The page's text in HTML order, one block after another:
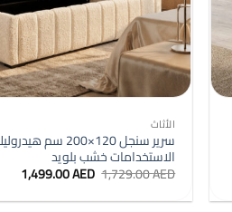
الأثاث
سرير سنجل 120×200
الاستخدامات خشب بلويد
1,729.00AED السعر
الأصلي
هو:
1,499.00AED
هو: